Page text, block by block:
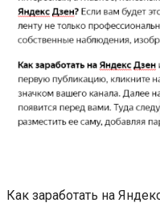
Как заработать на